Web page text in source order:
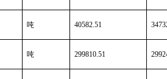
吨 40582.51
吨 299810.51